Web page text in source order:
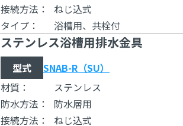
接続方法：
ねじ込式
タイプ：
浴槽用、共栓付
ステンレス浴槽用排水金具
型式
SNAB-R（SU）
材質：
ステンレス
防水方法：
防水層用
接続方法：
ねじ込式